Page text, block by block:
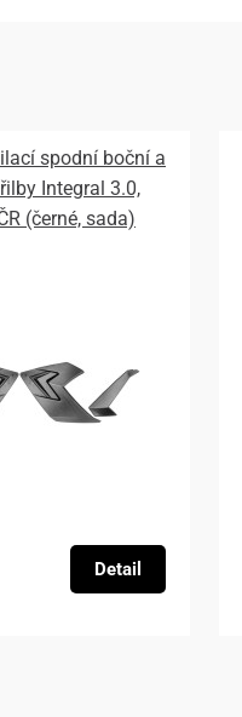
spodní boční a
Integral 3.0,
(černé, sada)
Detail